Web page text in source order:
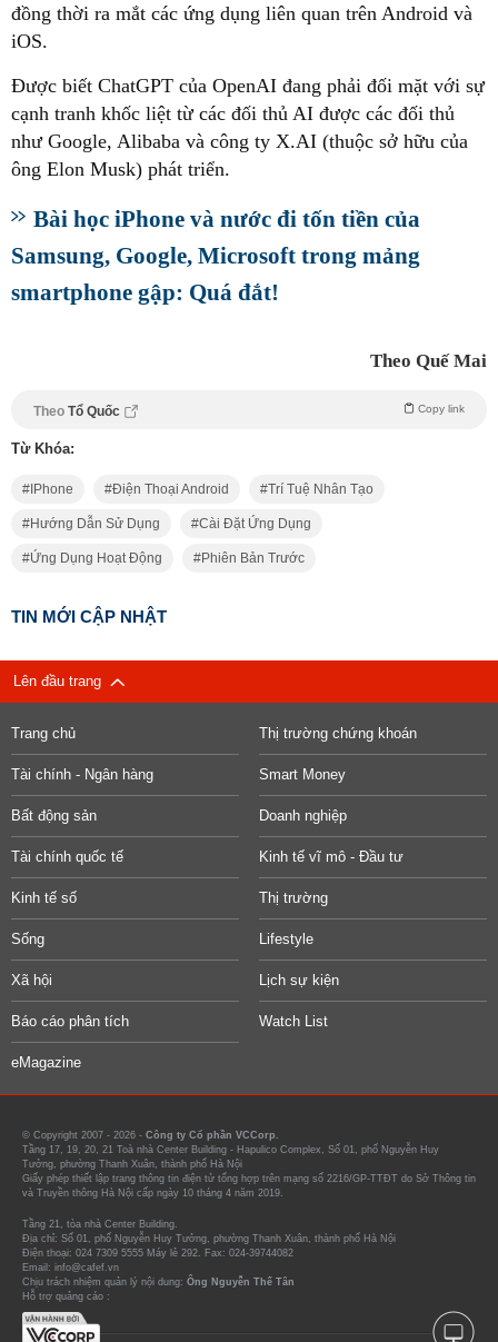
đồng thời ra mắt các ứng dụng liên quan trên Android và
iOS.
Được biết ChatGPT của OpenAI đang phải đối mặt với sự
cạnh tranh khốc liệt từ các đối thủ AI được các đối thủ
như Google, Alibaba và công ty X.AI (thuộc sở hữu của
ông Elon Musk) phát triển.
Bài học iPhone và nước đi tốn tiền của
Samsung, Google, Microsoft trong mảng
smartphone gập: Quá đắt!
Theo Quế Mai
Theo Tổ Quốc Copy link
Từ Khóa:
IPhone Điện Thoại Android Trí Tuệ Nhân Tạo
Hướng Dẫn Sử Dụng Cài Đặt Ứng Dụng
Ứng Dụng Hoạt Động Phiên Bản Trước
TIN MỚI CẬP NHẬT
Lên đầu trang
Trang chủ Thị trường chứng khoán
Tài chính - Ngân hàng Smart Money
Bất động sản Doanh nghiệp
Tài chính quốc tế Kinh tế vĩ mô - Đầu tư
Kinh tế số Thị trường
Sống Lifestyle
Xã hội Lịch sự kiện
Báo cáo phân tích Watch List
eMagazine
© Copyright 2007 - 2026 - Công ty Cổ phần VCCorp.
Tầng 17, 19, 20, 21 Toà nhà Center Building - Hapulico Complex, Số 01, phố Nguyễn Huy
Tưởng, phường Thanh Xuân, thành phố Hà Nội
Giấy phép thiết lập trang thông tin điện tử tổng hợp trên mạng số 2216/GP-TTĐT do Sở Thông tin
và Truyền thông Hà Nội cấp ngày 10 tháng 4 năm 2019.
Tầng 21, tòa nhà Center Building.
Địa chỉ: Số 01, phố Nguyễn Huy Tưởng, phường Thanh Xuân, thành phố Hà Nội
Điện thoại: 024 7309 5555 Máy lẻ 292. Fax: 024-39744082
Email: info@cafef.vn
Chịu trách nhiệm quản lý nội dung: Ông Nguyễn Thế Tân
Hỗ trợ quảng cáo :